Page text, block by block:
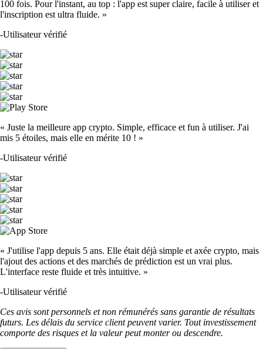
100 fois. Pour l'instant, au top : l'app est super claire, facile à utiliser et
l'inscription est ultra fluide. »
-Utilisateur vérifié
« Juste la meilleure app crypto. Simple, efficace et fun à utiliser. J'ai
mis 5 étoiles, mais elle en mérite 10 ! »
-Utilisateur vérifié
« J'utilise l'app depuis 5 ans. Elle était déjà simple et axée crypto, mais
l'ajout des actions et des marchés de prédiction est un vrai plus.
L'interface reste fluide et très intuitive. »
-Utilisateur vérifié
Ces avis sont personnels et non rémunérés sans garantie de résultats
futurs. Les délais du service client peuvent varier. Tout investissement
comporte des risques et la valeur peut monter ou descendre.